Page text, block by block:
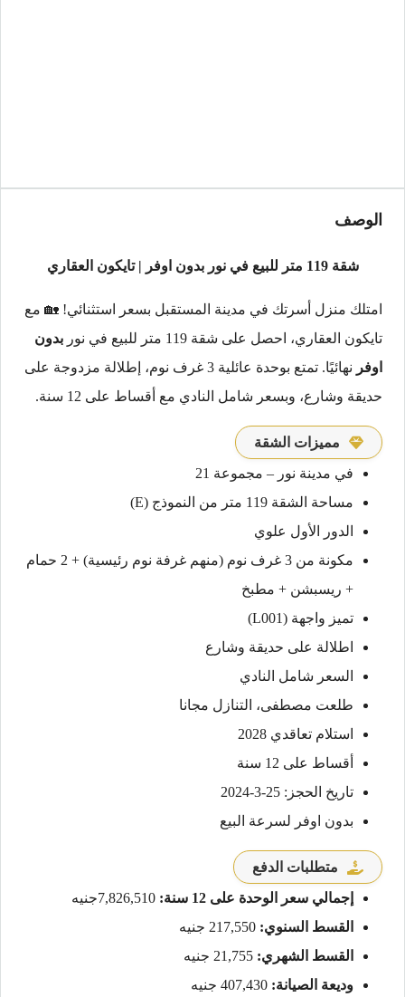
الوصف
شقة 119 متر للبيع في نور بدون اوفر | تايكون العقاري
امتلك منزل أسرتك في مدينة المستقبل بسعر استثنائي! 🏡 مع
تايكون العقاري، احصل على شقة 119 متر للبيع في نور
بدون
اوفر
نهائيًا. تمتع بوحدة عائلية 3 غرف نوم، إطلالة مزدوجة على
حديقة وشارع، وبسعر شامل النادي مع أقساط على 12 سنة.
مميزات الشقة
في مدينة نور – مجموعة 21
مساحة الشقة 119 متر من النموذج (E)
الدور الأول علوي
مكونة من 3 غرف نوم (منهم غرفة نوم رئيسية) + 2 حمام
+ ريسبشن + مطبخ
تميز واجهة (L001)
اطلالة على حديقة وشارع
السعر شامل النادي
طلعت مصطفى، التنازل مجانا
استلام تعاقدي 2028
أقساط على 12 سنة
تاريخ الحجز: 25-3-2024
بدون اوفر لسرعة البيع
متطلبات الدفع
إجمالي سعر الوحدة على 12 سنة:
القسط السنوي:
القسط الشهري:
وديعة الصيانة: 407,430 جنيه